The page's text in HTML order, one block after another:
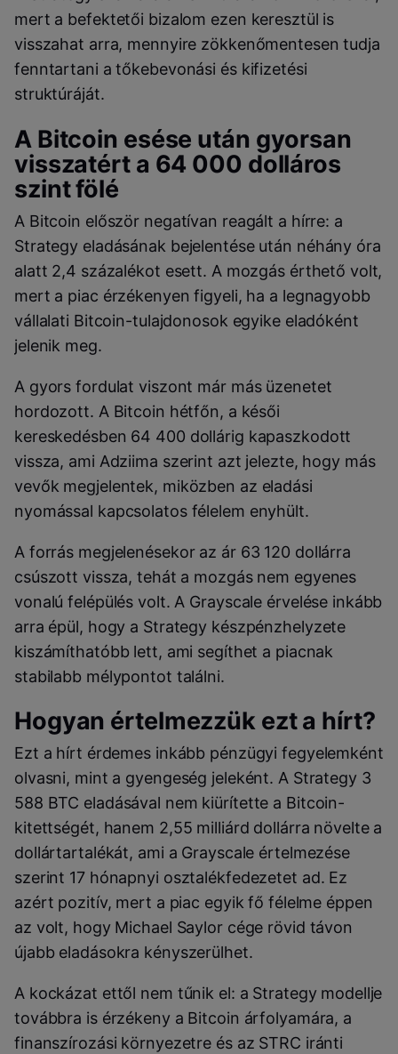
mert a befektetői bizalom ezen keresztül is
visszahat arra, mennyire zökkenőmentesen tudja
fenntartani a tőkebevonási és kifizetési
struktúráját.
A Bitcoin esése után gyorsan
visszatért a 64 000 dolláros
szint fölé
A Bitcoin először negatívan reagált a hírre: a
Strategy eladásának bejelentése után néhány óra
alatt 2,4 százalékot esett. A mozgás érthető volt,
mert a piac érzékenyen figyeli, ha a legnagyobb
vállalati Bitcoin-tulajdonosok egyike eladóként
jelenik meg.
A gyors fordulat viszont már más üzenetet
hordozott. A Bitcoin hétfőn, a késői
kereskedésben 64 400 dollárig kapaszkodott
vissza, ami Adziima szerint azt jelezte, hogy más
vevők megjelentek, miközben az eladási
nyomással kapcsolatos félelem enyhült.
A forrás megjelenésekor az ár 63 120 dollárra
csúszott vissza, tehát a mozgás nem egyenes
vonalú felépülés volt. A Grayscale érvelése inkább
arra épül, hogy a Strategy készpénzhelyzete
kiszámíthatóbb lett, ami segíthet a piacnak
stabilabb mélypontot találni.
Hogyan értelmezzük ezt a hírt?
Ezt a hírt érdemes inkább pénzügyi fegyelemként
olvasni, mint a gyengeség jeleként. A Strategy 3
588 BTC eladásával nem kiürítette a Bitcoin-
kitettségét, hanem 2,55 milliárd dollárra növelte a
dollártartalékát, ami a Grayscale értelmezése
szerint 17 hónapnyi osztalékfedezetet ad. Ez
azért pozitív, mert a piac egyik fő félelme éppen
az volt, hogy Michael Saylor cége rövid távon
újabb eladásokra kényszerülhet.
A kockázat ettől nem tűnik el: a Strategy modellje
továbbra is érzékeny a Bitcoin árfolyamára, a
finanszírozási környezetre és az STRC iránti